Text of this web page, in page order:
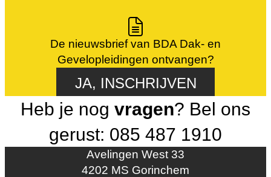
De nieuwsbrief van BDA Dak- en
Gevelopleidingen ontvangen?
JA, INSCHRIJVEN
Heb je nog vragen? Bel ons
gerust: 085 487 1910
Avelingen West 33
4202 MS Gorinchem